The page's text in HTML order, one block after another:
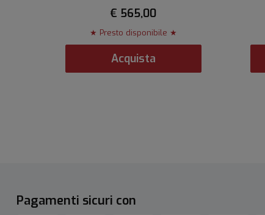
€ 565,00
★ Presto disponibile ★
Acquista
Pagamenti sicuri con